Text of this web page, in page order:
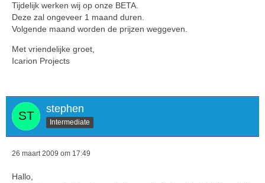
Tijdelijk werken wij op onze BETA.
Deze zal ongeveer 1 maand duren.
Volgende maand worden de prijzen weggeven.
Met vriendelijke groet,
Icarion Projects
stephen
Intermediate
26 maart 2009 om 17:49
Hallo,